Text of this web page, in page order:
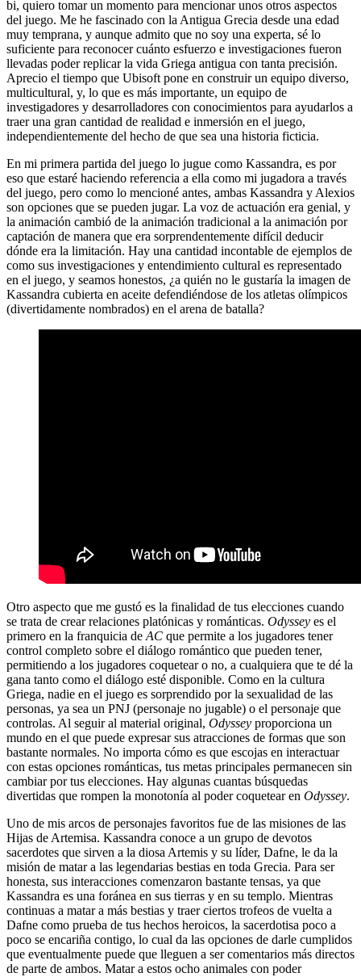
bi, quiero tomar un momento para mencionar unos otros aspectos
del juego. Me he fascinado con la Antigua Grecia desde una edad
muy temprana, y aunque admito que no soy una experta, sé lo
suficiente para reconocer cuánto esfuerzo e investigaciones fueron
llevadas poder replicar la vida Griega antigua con tanta precisión.
Aprecio el tiempo que Ubisoft pone en construir un equipo diverso,
multicultural, y, lo que es más importante, un equipo de
investigadores y desarrolladores con conocimientos para ayudarlos a
traer una gran cantidad de realidad e inmersión en el juego,
independientemente del hecho de que sea una historia ficticia.
En mi primera partida del juego lo jugue como Kassandra, es por
eso que estaré haciendo referencia a ella como mi jugadora a través
del juego, pero como lo mencioné antes, ambas Kassandra y Alexios
son opciones que se pueden jugar. La voz de actuación era genial, y
la animación cambió de la animación tradicional a la animación por
captación de manera que era sorprendentemente difícil deducir
dónde era la limitación. Hay una cantidad incontable de ejemplos de
como sus investigaciones y entendimiento cultural es representado
en el juego, y seamos honestos, ¿a quién no le gustaría la imagen de
Kassandra cubierta en aceite defendiéndose de los atletas olímpicos
(divertidamente nombrados) en el arena de batalla?
Otro aspecto que me gustó es la finalidad de tus elecciones cuando
se trata de crear relaciones platónicas y románticas. Odyssey es el
primero en la franquicia de AC que permite a los jugadores tener
control completo sobre el diálogo romántico que pueden tener,
permitiendo a los jugadores coquetear o no, a cualquiera que te dé la
gana tanto como el diálogo esté disponible. Como en la cultura
Griega, nadie en el juego es sorprendido por la sexualidad de las
personas, ya sea un PNJ (personaje no jugable) o el personaje que
controlas. Al seguir al material original, Odyssey proporciona un
mundo en el que puede expresar sus atracciones de formas que son
bastante normales. No importa cómo es que escojas en interactuar
con estas opciones románticas, tus metas principales permanecen sin
cambiar por tus elecciones. Hay algunas cuantas búsquedas
divertidas que rompen la monotonía al poder coquetear en Odyssey.
Uno de mis arcos de personajes favoritos fue de las misiones de las
Hijas de Artemisa. Kassandra conoce a un grupo de devotos
sacerdotes que sirven a la diosa Artemis y su líder, Dafne, le da la
misión de matar a las legendarias bestias en toda Grecia. Para ser
honesta, sus interacciones comenzaron bastante tensas, ya que
Kassandra es una foránea en sus tierras y en su templo. Mientras
continuas a matar a más bestias y traer ciertos trofeos de vuelta a
Dafne como prueba de tus hechos heroicos, la sacerdotisa poco a
poco se encariña contigo, lo cual da las opciones de darle cumplidos
que eventualmente puede que lleguen a ser comentarios más directos
de parte de ambos. Matar a estos ocho animales con poder